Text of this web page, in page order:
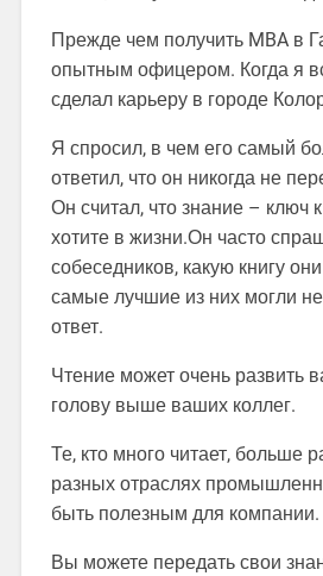
Прежде чем получить MBA в
опытным офицером. Когда я
сделал карьеру в городе
Я спросил, в чем его самый
ответил, что он никогда не
Он считал, что знание – ключ
хотите в жизни.Он часто
собеседников, какую книгу
самые лучшие из них могли
ответ.
Чтение может очень развить
голову выше ваших коллег.
Те, кто много читает, больше
разных отраслях
быть полезным для компании.
Вы можете передать свои